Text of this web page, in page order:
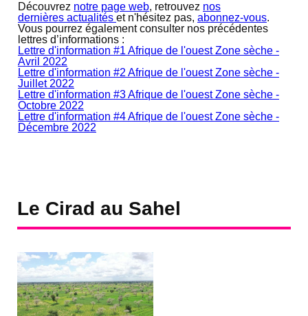
Découvrez notre page web, retrouvez nos
dernières actualités et n'hésitez pas, abonnez-vous.
Vous pourrez également consulter nos précédentes
lettres d’informations :
Lettre d'information #1 Afrique de l'ouest Zone sèche -
Avril 2022
Lettre d'information #2 Afrique de l'ouest Zone sèche -
Juillet 2022
Lettre d'information #3 Afrique de l'ouest Zone sèche -
Octobre 2022
Lettre d'information #4 Afrique de l'ouest Zone sèche -
Décembre 2022
Le Cirad au Sahel